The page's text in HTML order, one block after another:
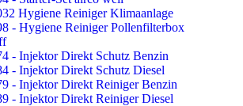
Hygiene Reiniger Klimaanlage
- Hygiene Reiniger Pollenfilterbox
- Injektor Direkt Schutz Benzin
- Injektor Direkt Schutz Diesel
- Injektor Direkt Reiniger Benzin
- Injektor Direkt Reiniger Diesel